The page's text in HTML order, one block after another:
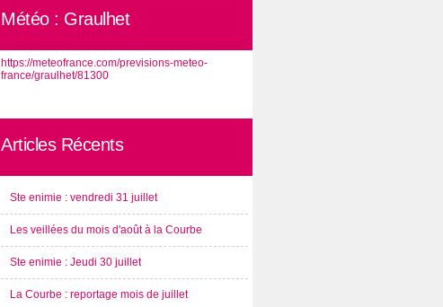
Météo : Graulhet
https://meteofrance.com/previsions-meteo-
france/graulhet/81300
Articles Récents
Ste enimie : vendredi 31 juillet
Les veillées du mois d'août à la Courbe
Ste enimie : Jeudi 30 juillet
La Courbe : reportage mois de juillet